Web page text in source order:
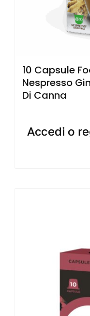
10 Capsule
Nespresso
Di Canna
Accedi o